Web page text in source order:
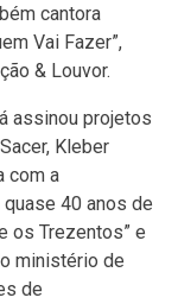
cantora
Vai Fazer”,
& Louvor.
assinou projetos
Kleber
com a
40 anos de
os Trezentos” e
ministério de
de